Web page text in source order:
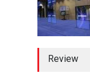
Review